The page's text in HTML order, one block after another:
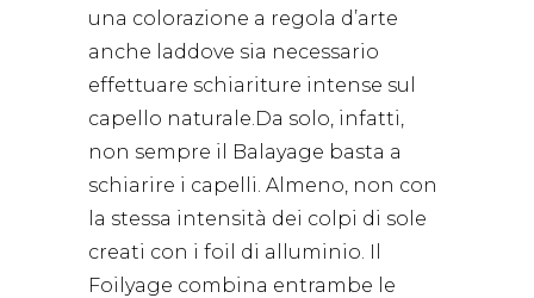
una colorazione a regola d’arte
anche laddove sia necessario
effettuare schiariture intense sul
capello naturale.Da solo, infatti,
non sempre il Balayage basta a
schiarire i capelli. Almeno, non con
la stessa intensità dei colpi di sole
creati con i foil di alluminio. Il
Foilyage combina entrambe le